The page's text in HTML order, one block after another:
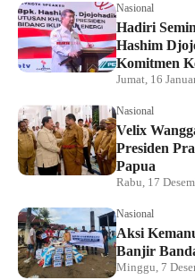
Nasional
Hadiri
Hashim
Komitmen
Jumat, 16
Nasional
Velix
Presiden
Papua
Rabu, 17
Nasional
Aksi
Banjir
Minggu, 7